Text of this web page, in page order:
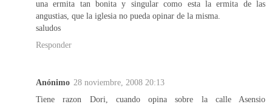
una ermita tan bonita y singular como esta la ermita de las
angustias, que la iglesia no pueda opinar de la misma.
saludos
Responder
Anónimo 28 noviembre, 2008 20:13
Tiene razon Dori, cuando opina sobre la calle Asensio